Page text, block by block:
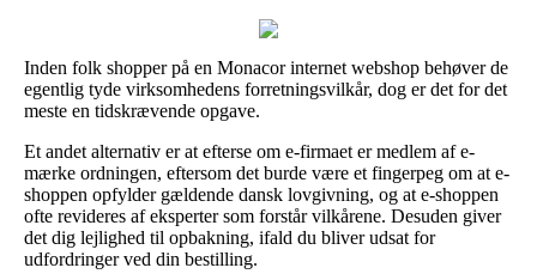
Inden folk shopper på en Monacor internet webshop behøver de
egentlig tyde virksomhedens forretningsvilkår, dog er det for det
meste en tidskrævende opgave.
Et andet alternativ er at efterse om e-firmaet er medlem af e-
mærke ordningen, eftersom det burde være et fingerpeg om at e-
shoppen opfylder gældende dansk lovgivning, og at e-shoppen
ofte revideres af eksperter som forstår vilkårene. Desuden giver
det dig lejlighed til opbakning, ifald du bliver udsat for
udfordringer ved din bestilling.